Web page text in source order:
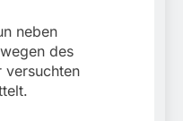
neben
des
versuchten